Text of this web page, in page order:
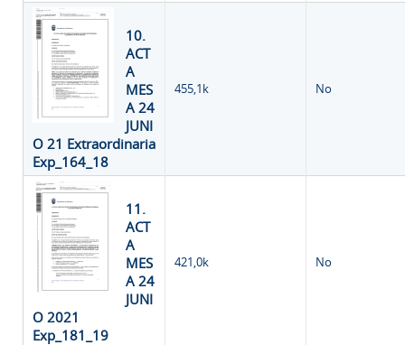
10.
ACT
A
MES
A 24
JUNI
O 21 Extraordinaria
Exp_164_18
455,1k No
11.
ACT
A
MES
A 24
JUNI
O 2021
Exp_181_19
421,0k No